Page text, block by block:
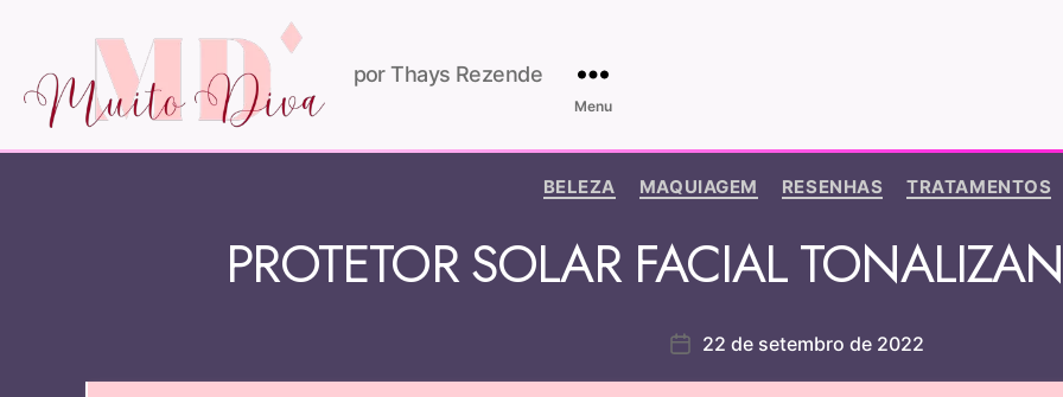
por Thays Rezende
Menu
BELEZA MAQUIAGEM RESENHAS TRATAMENTOS
PROTETOR SOLAR FACIAL
22 de setembro de 2022